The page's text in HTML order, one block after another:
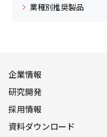
業種別推奨製品
企業情報
研究開発
採用情報
資料ダウンロード